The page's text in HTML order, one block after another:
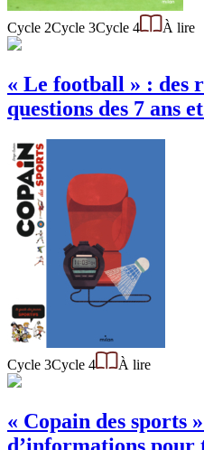
Cycle 2Cycle 3Cycle 4 À lire
« Le football » : des
questions des 7 ans
Cycle 3Cycle 4 À lire
« Copain des sports